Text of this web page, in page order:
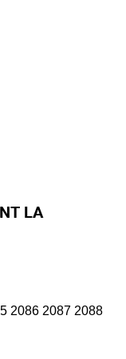
LA
2086 2087 2088